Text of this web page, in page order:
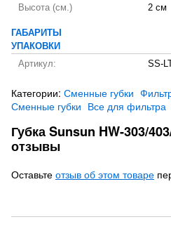
Высота (см.)
2 см
ГАБАРИТЫ
УПАКОВКИ
Артикул:
SS-
Категории: Сменные губки
Сменные губки Все для фильтра
Губка Sunsun HW-303/
отзывы
Оставьте отзыв об этом товаре